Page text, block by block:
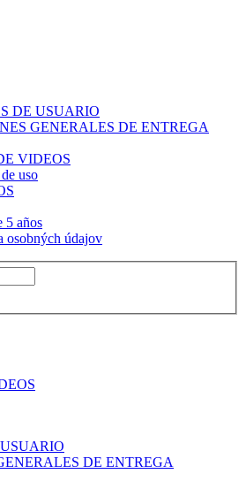
DE USUARIO
GENERALES DE ENTREGA
VIDEOS
uso
5 años
osobných údajov
DE ENTREGA